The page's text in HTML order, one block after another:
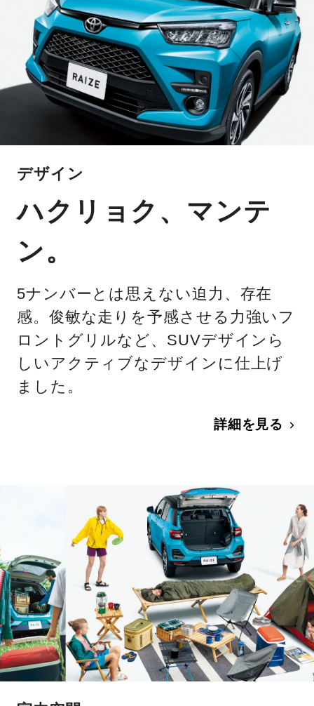
デザイン
ハクリョク、マンテ
ン。
5ナンバーとは思えない迫力、存在
感。俊敏な走りを予感させる力強いフ
ロントグリルなど、SUVデザインら
しいアクティブなデザインに仕上げ
ました。
詳細を見る